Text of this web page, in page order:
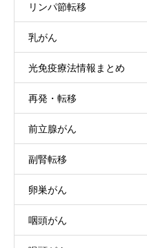
リンパ節転移
乳がん
光免疫療法情報まとめ
再発・転移
前立腺がん
副腎転移
卵巣がん
咽頭がん